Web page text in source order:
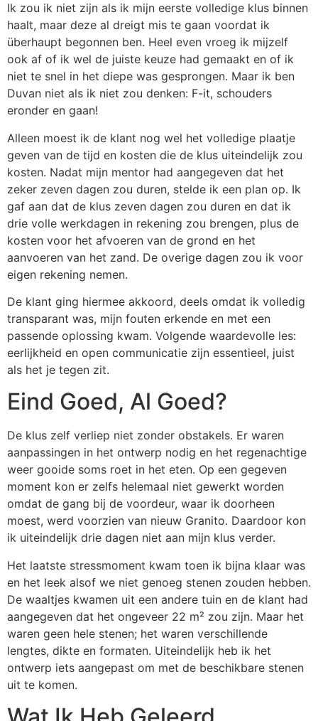
Ik zou ik niet zijn als ik mijn eerste volledige klus binnen
haalt, maar deze al dreigt mis te gaan voordat ik
überhaupt begonnen ben. Heel even vroeg ik mijzelf
ook af of ik wel de juiste keuze had gemaakt en of ik
niet te snel in het diepe was gesprongen. Maar ik ben
Duvan niet als ik niet zou denken: F-it, schouders
eronder en gaan!
Alleen moest ik de klant nog wel het volledige plaatje
geven van de tijd en kosten die de klus uiteindelijk zou
kosten. Nadat mijn mentor had aangegeven dat het
zeker zeven dagen zou duren, stelde ik een plan op. Ik
gaf aan dat de klus zeven dagen zou duren en dat ik
drie volle werkdagen in rekening zou brengen, plus de
kosten voor het afvoeren van de grond en het
aanvoeren van het zand. De overige dagen zou ik voor
eigen rekening nemen.
De klant ging hiermee akkoord, deels omdat ik volledig
transparant was, mijn fouten erkende en met een
passende oplossing kwam. Volgende waardevolle les:
eerlijkheid en open communicatie zijn essentieel, juist
als het je tegen zit.
Eind Goed, Al Goed?
De klus zelf verliep niet zonder obstakels. Er waren
aanpassingen in het ontwerp nodig en het regenachtige
weer gooide soms roet in het eten. Op een gegeven
moment kon er zelfs helemaal niet gewerkt worden
omdat de gang bij de voordeur, waar ik doorheen
moest, werd voorzien van nieuw Granito. Daardoor kon
ik uiteindelijk drie dagen niet aan mijn klus verder.
Het laatste stressmoment kwam toen ik bijna klaar was
en het leek alsof we niet genoeg stenen zouden hebben.
De waaltjes kwamen uit een andere tuin en de klant had
aangegeven dat het ongeveer 22 m² zou zijn. Maar het
waren geen hele stenen; het waren verschillende
lengtes, dikte en formaten. Uiteindelijk heb ik het
ontwerp iets aangepast om met de beschikbare stenen
uit te komen.